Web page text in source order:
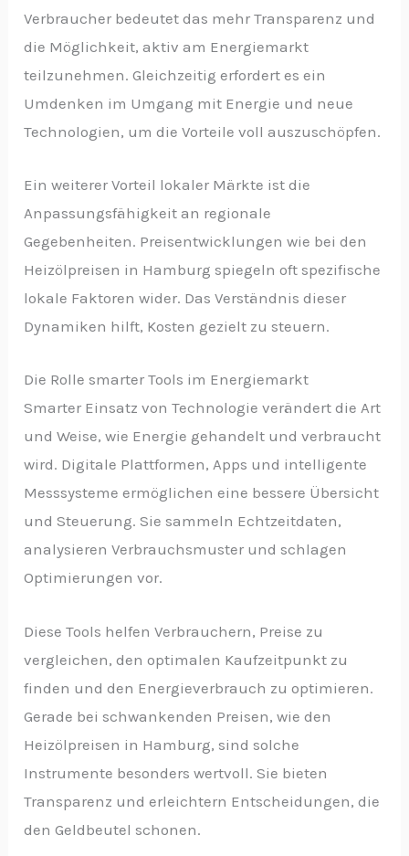
Verbraucher bedeutet das mehr Transparenz und
die Möglichkeit, aktiv am Energiemarkt
teilzunehmen. Gleichzeitig erfordert es ein
Umdenken im Umgang mit Energie und neue
Technologien, um die Vorteile voll auszuschöpfen.
Ein weiterer Vorteil lokaler Märkte ist die
Anpassungsfähigkeit an regionale
Gegebenheiten. Preisentwicklungen wie bei den
Heizölpreisen in Hamburg spiegeln oft spezifische
lokale Faktoren wider. Das Verständnis dieser
Dynamiken hilft, Kosten gezielt zu steuern.
Die Rolle smarter Tools im Energiemarkt
Smarter Einsatz von Technologie verändert die Art
und Weise, wie Energie gehandelt und verbraucht
wird. Digitale Plattformen, Apps und intelligente
Messsysteme ermöglichen eine bessere Übersicht
und Steuerung. Sie sammeln Echtzeitdaten,
analysieren Verbrauchsmuster und schlagen
Optimierungen vor.
Diese Tools helfen Verbrauchern, Preise zu
vergleichen, den optimalen Kaufzeitpunkt zu
finden und den Energieverbrauch zu optimieren.
Gerade bei schwankenden Preisen, wie den
Heizölpreisen in Hamburg, sind solche
Instrumente besonders wertvoll. Sie bieten
Transparenz und erleichtern Entscheidungen, die
den Geldbeutel schonen.